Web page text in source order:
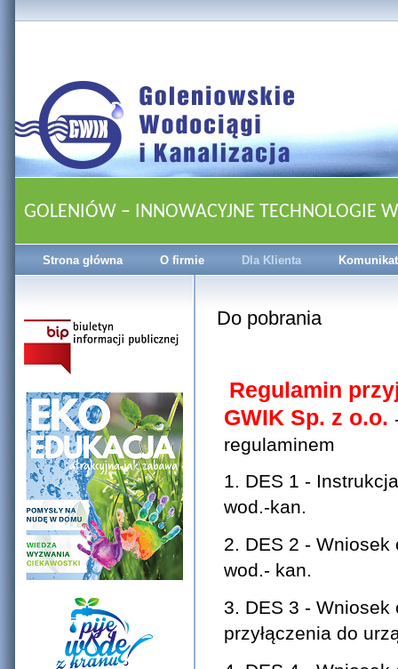
GOLENIÓW – INNOWACYJNE TECHNOLOGIE
Strona główna O firmie Dla Klienta
Do pobrania
Regulamin
GWIK Sp. z o.o.
regulaminem
1. DES 1 -
2. DES 2 - Wniosek
3. DES 3 -
przyłączenia do